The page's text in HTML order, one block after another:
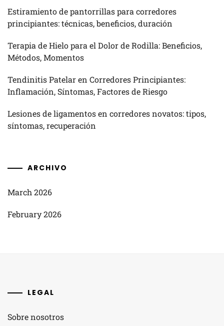
Estiramiento de pantorrillas para corredores
principiantes: técnicas, beneficios, duración
Terapia de Hielo para el Dolor de Rodilla: Beneficios,
Métodos, Momentos
Tendinitis Patelar en Corredores Principiantes:
Inflamación, Síntomas, Factores de Riesgo
Lesiones de ligamentos en corredores novatos: tipos,
síntomas, recuperación
ARCHIVO
March 2026
February 2026
LEGAL
Sobre nosotros